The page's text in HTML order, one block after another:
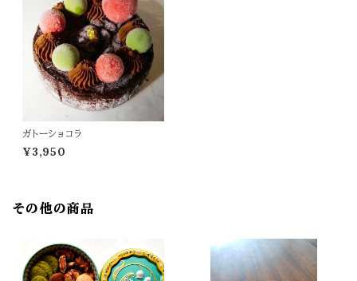
ガトーショコラ
¥3,950
その他の商品